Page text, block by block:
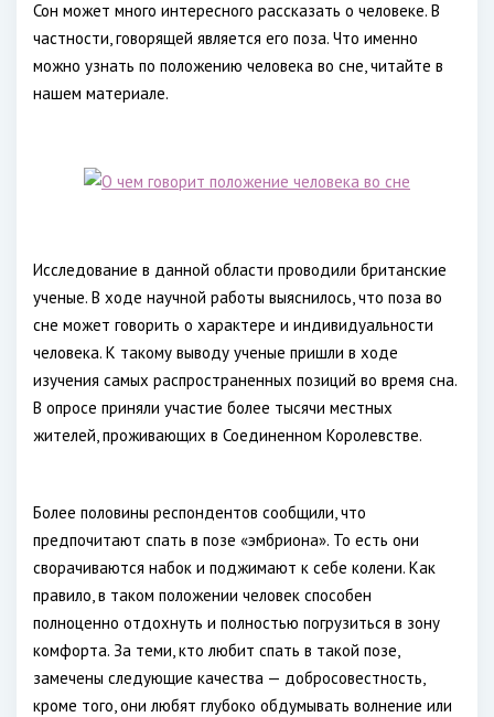
Сон может много интересного рассказать о человеке. В
частности, говорящей является его поза. Что именно
можно узнать по положению человека во сне, читайте в
нашем материале.
Исследование в данной области проводили британские
ученые. В ходе научной работы выяснилось, что поза во
сне может говорить о характере и индивидуальности
человека. К такому выводу ученые пришли в ходе
изучения самых распространенных позиций во время сна.
В опросе приняли участие более тысячи местных
жителей, проживающих в Соединенном Королевстве.
Более половины респондентов сообщили, что
предпочитают спать в позе «эмбриона». То есть они
сворачиваются набок и поджимают к себе колени. Как
правило, в таком положении человек способен
полноценно отдохнуть и полностью погрузиться в зону
комфорта. За теми, кто любит спать в такой позе,
замечены следующие качества — добросовестность,
кроме того, они любят глубоко обдумывать волнение или